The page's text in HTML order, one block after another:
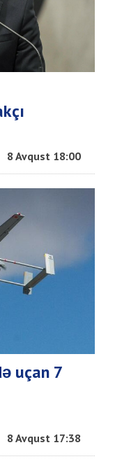
8 Avqust 18:00
uçan 7
8 Avqust 17:38